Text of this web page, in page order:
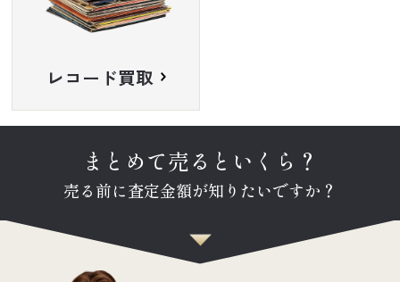
レコード買取
まとめて売るといくら？
売る前に査定金額が知りたいですか？